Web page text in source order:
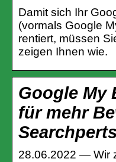
Damit sich Ihr
(vormals Google
rentiert, müssen
zeigen Ihnen wie.
Google My
für mehr
Searchperts
28.06.2022 — Wir